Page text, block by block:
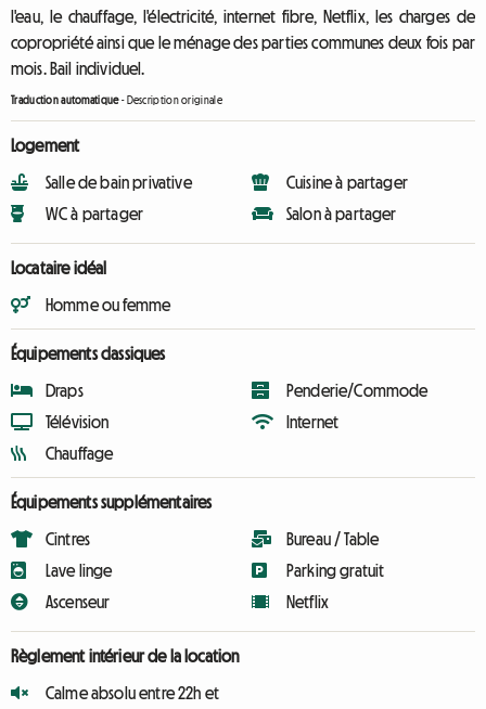
l'eau, le chauffage, l'électricité, internet fibre, Netflix, les charges de
copropriété ainsi que le ménage des parties communes deux fois par
mois. Bail individuel.
Traduction automatique- Description originale
Logement
Salle de bain privative
WC à partager
Cuisine à partager
Salon à partager
Locataire idéal
Homme ou femme
Équipements classiques
Draps
Télévision
Chauffage
Penderie/Commode
Internet
Équipements supplémentaires
Cintres
Lave linge
Ascenseur
Bureau / Table
Parking gratuit
Netflix
Règlement intérieur de la location
Calme absolu entre 22h et